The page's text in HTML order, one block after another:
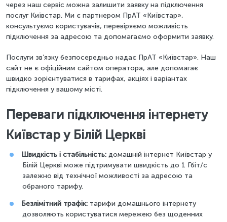
через наш сервіс можна залишити заявку на підключення
послуг Київстар. Ми є партнером ПрАТ «Київстар»,
консультуємо користувачів, перевіряємо можливість
підключення за адресою та допомагаємо оформити заявку.
Послуги зв’язку безпосередньо надає ПрАТ «Київстар». Наш
сайт не є офіційним сайтом оператора, але допомагає
швидко зорієнтуватися в тарифах, акціях і варіантах
підключення у вашому місті.
Переваги підключення інтернету
Київстар у Білій Церкві
Швидкість і стабільність: домашній інтернет Київстар у
Білій Церкві може підтримувати швидкість до 1 Гбіт/с
залежно від технічної можливості за адресою та
обраного тарифу.
Безлімітний трафік: тарифи домашнього інтернету
дозволяють користуватися мережею без щоденних